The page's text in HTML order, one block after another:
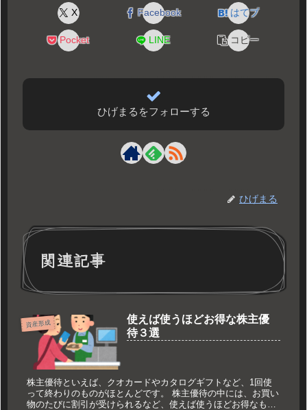
X Facebook はてブ
Pocket LINE コピー
ひげまるをフォローする
ひげまる
関連記事
資産形成
使えば使うほどお得な株主優
待３選
株主優待といえば、クオカードやカタログギフトなど、1回使
って終わりのものがほとんどです。 株主優待の中には、お買い
物のたびに割引が受けられるなど、使えば使うほどお得なもの